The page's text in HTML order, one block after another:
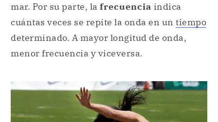
mar. Por su parte, la frecuencia indica
cuántas veces se repite la onda en un tiempo
determinado. A mayor longitud de onda,
menor frecuencia y viceversa.